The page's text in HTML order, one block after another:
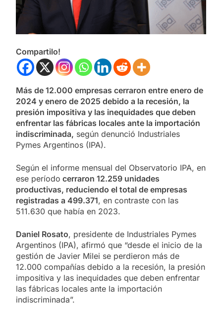
Compartilo!
Más de 12.000 empresas cerraron entre enero de
2024 y enero de 2025 debido a la recesión, la
presión impositiva y las inequidades que deben
enfrentar las fábricas locales ante la importación
indiscriminada, según denunció Industriales
Pymes Argentinos (IPA).
Según el informe mensual del Observatorio IPA, en
ese período cerraron 12.259 unidades
productivas, reduciendo el total de empresas
registradas a 499.371, en contraste con las
511.630 que había en 2023.
Daniel Rosato, presidente de Industriales Pymes
Argentinos (IPA), afirmó que “desde el inicio de la
gestión de Javier Milei se perdieron más de
12.000 compañías debido a la recesión, la presión
impositiva y las inequidades que deben enfrentar
las fábricas locales ante la importación
indiscriminada”.